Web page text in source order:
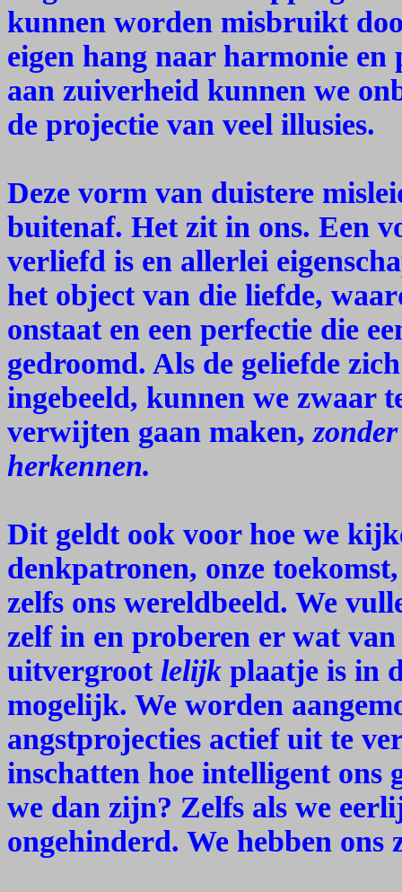
kunnen worden misbruikt
eigen hang naar harmonie
aan zuiverheid kunnen we
de projectie van veel illusies.
Deze vorm van duistere
buitenaf. Het zit in ons. Een
verliefd is en allerlei
het object van die liefde,
onstaat en een perfectie die
gedroomd. Als de geliefde
ingebeeld, kunnen we zwaar
verwijten gaan maken,
herkennen.
Dit geldt ook voor hoe we
denkpatronen, onze
zelfs ons wereldbeeld. We
zelf in en proberen er wat
uitvergroot lelijk plaatje is in
mogelijk. We worden
angstprojecties actief uit te
inschatten hoe intelligent ons
we dan zijn? Zelfs als we
ongehinderd. We hebben ons